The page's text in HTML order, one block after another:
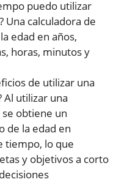
puedo utilizar
Una calculadora de
edad en años,
horas, minutos y
de utilizar una
Al utilizar una
obtiene un
de la edad en
tiempo, lo que
y objetivos a corto